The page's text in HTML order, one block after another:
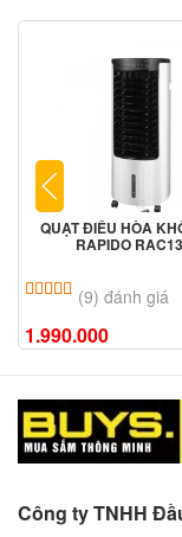
QUẠT ĐIỀU HÒA
RAPIDO
5.00 trên 5 dựa
(9) đánh giá
1.990.000
Công ty TNHH